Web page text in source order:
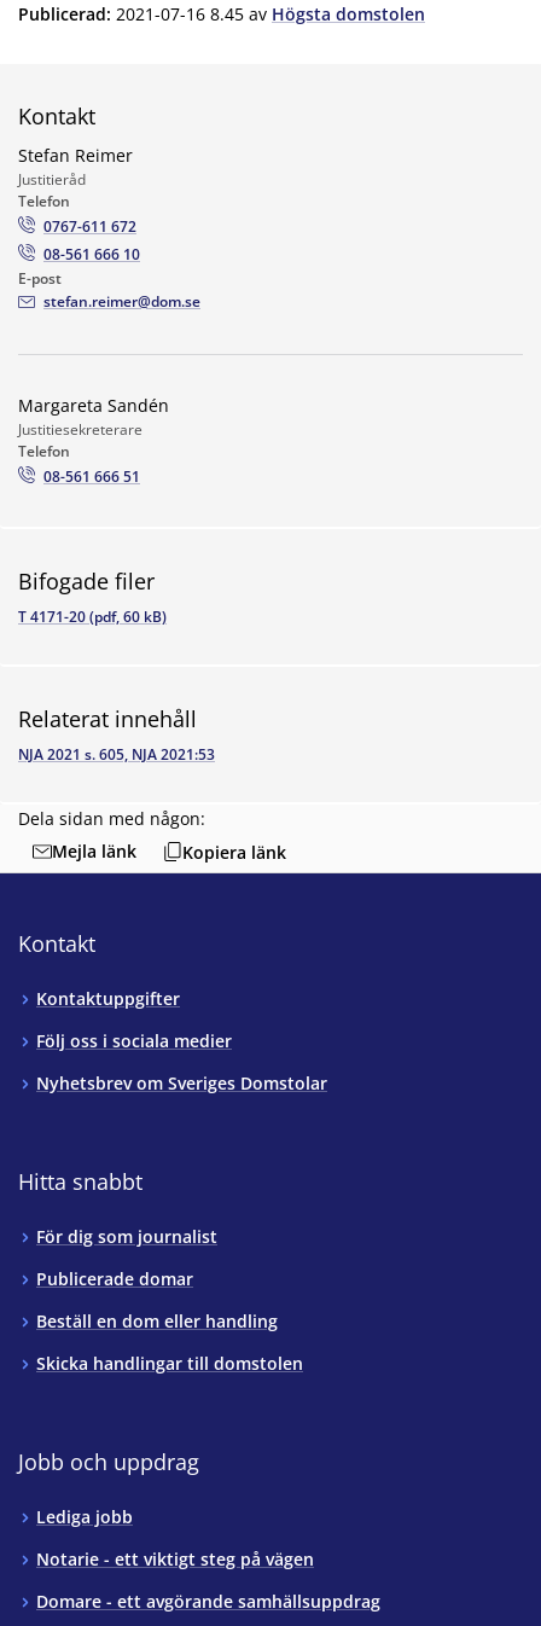
Publicerad: 2021-07-16 8.45 av Högsta domstolen
Dela sidan med någon:
Mejla länk
Kopiera länk
Kontakt
Stefan Reimer
Justitieråd
Telefon
0767-611 672
08-561 666 10
E-post
stefan.reimer@dom.se
Margareta Sandén
Justitiesekreterare
Telefon
08-561 666 51
Bifogade filer
T 4171-20 (pdf, 60 kB)
Relaterat innehåll
NJA 2021 s. 605, NJA 2021:53
Kontakt
Kontaktuppgifter
Följ oss i sociala medier
Nyhetsbrev om Sveriges Domstolar
Hitta snabbt
För dig som journalist
Publicerade domar
Beställ en dom eller handling
Skicka handlingar till domstolen
Jobb och uppdrag
Lediga jobb
Notarie - ett viktigt steg på vägen
Domare - ett avgörande samhällsuppdrag